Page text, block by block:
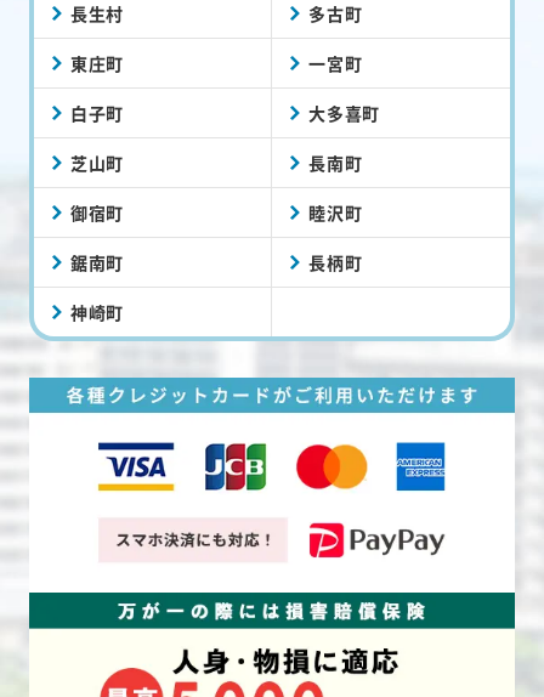
長生村 多古町
東庄町 一宮町
白子町 大多喜町
芝山町 長南町
御宿町 睦沢町
鋸南町 長柄町
神崎町